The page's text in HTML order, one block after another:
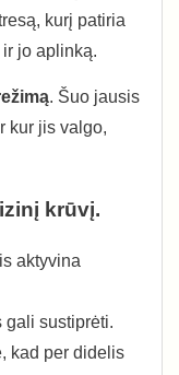
kurį patiria
jo aplinką.
. Šuo jausis
kur jis valgo,
krūvį.
aktyvina
gali sustiprėti.
kad per didelis